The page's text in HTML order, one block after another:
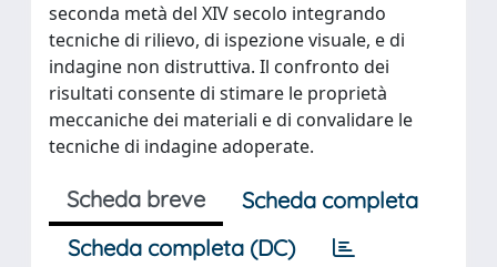
seconda metà del XIV secolo integrando
tecniche di rilievo, di ispezione visuale, e di
indagine non distruttiva. Il confronto dei
risultati consente di stimare le proprietà
meccaniche dei materiali e di convalidare le
tecniche di indagine adoperate.
Scheda breve
Scheda completa
Scheda completa (DC)